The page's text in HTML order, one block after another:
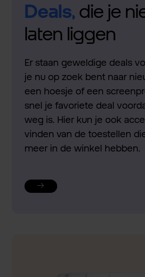
Deals,die je
laten liggen
Er staan geweldige deals
je nu op zoek bent naar
een hoesje of een
snel je favoriete deal
weg is. Hier kun je ook
vinden van de toestellen
meer in de winkel hebben.